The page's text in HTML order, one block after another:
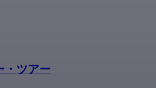
・ツアー